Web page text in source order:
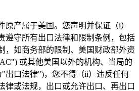
原产属于美国。您声明并保证（i）
遵守所有出口法律和限制条例，包括
，如商务部的限制、美国财政部外资
") 或其他美国以外的机构、当局的
"出口法律")，您不得（ii）违反任何
律或法规，出口或允许出口、再出口